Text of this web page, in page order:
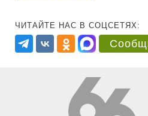
ЧИТАЙТЕ НАС В СОЦСЕТЯХ: